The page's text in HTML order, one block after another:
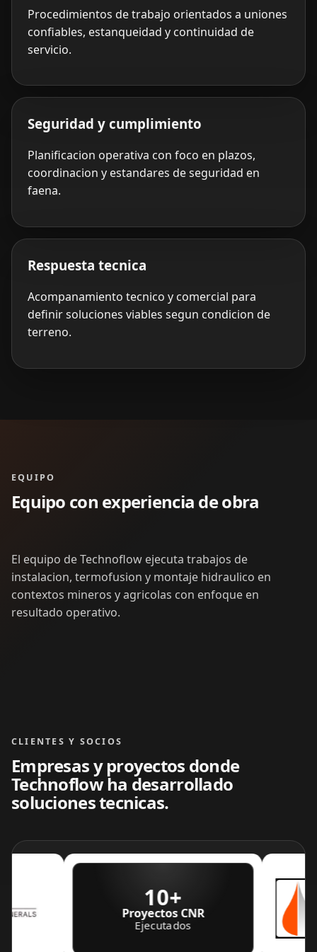
Procedimientos de trabajo orientados a uniones
confiables, estanqueidad y continuidad de
servicio.
Seguridad y cumplimiento
Planificacion operativa con foco en plazos,
coordinacion y estandares de seguridad en
faena.
Respuesta tecnica
Acompanamiento tecnico y comercial para
definir soluciones viables segun condicion de
terreno.
EQUIPO
Equipo con experiencia de obra
El equipo de Technoflow ejecuta trabajos de
instalacion, termofusion y montaje hidraulico en
contextos mineros y agricolas con enfoque en
resultado operativo.
CLIENTES Y SOCIOS
Empresas y proyectos donde
Technoflow ha desarrollado
soluciones tecnicas.
10+
Proyectos CNR
Ejecutados